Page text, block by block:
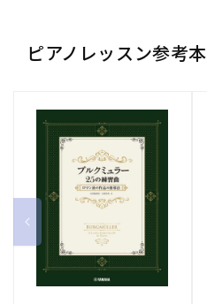
ピアノレッスン参考本